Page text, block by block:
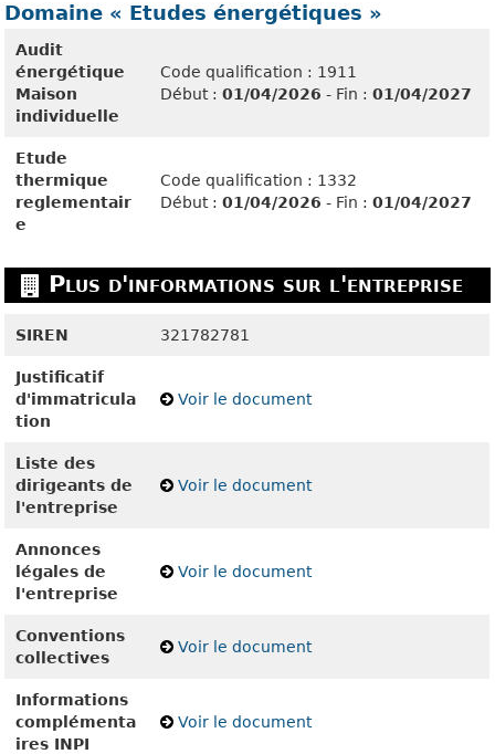
Domaine « Etudes énergétiques »
Audit
énergétique
Maison
individuelle
Code qualification : 1911
Début : 01/04/2026 - Fin : 01/04/2027
Etude
thermique
reglementair
e
Code qualification : 1332
Début : 01/04/2026 - Fin : 01/04/2027
Plus d'informations sur l'entreprise
SIREN 321782781
Justificatif
d'immatricula
tion
Voir le document
Liste des
dirigeants de
l'entreprise
Voir le document
Annonces
légales de
l'entreprise
Voir le document
Conventions
collectives
Voir le document
Informations
complémenta
ires INPI
Voir le document